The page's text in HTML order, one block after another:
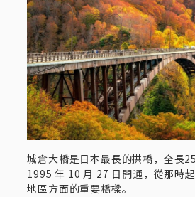
城倉大橋是日本最長的拱橋，全長
1995 年 10 月 27 日開通，從那時
地區方面的重要橋樑。